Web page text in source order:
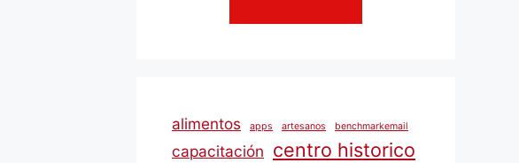
alimentos apps artesanos benchmarkemail
capacitación centro historico